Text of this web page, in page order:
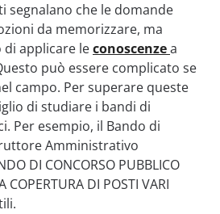
segnalano che le domande
da memorizzare, ma
di applicare leconoscenzea
può essere complicato se
campo. Per superare queste
di studiare i bandi di
Per esempio, il Bando di
Amministrativo
DI CONCORSO PUBBLICO
COPERTURA DI POSTI VARI